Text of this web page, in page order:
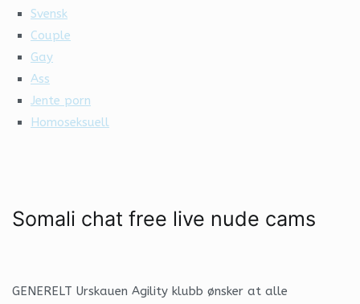
Svensk
Couple
Gay
Ass
Jente porn
Homoseksuell
Somali chat free live nude cams
GENERELT Urskauen Agility klubb ønsker at alle